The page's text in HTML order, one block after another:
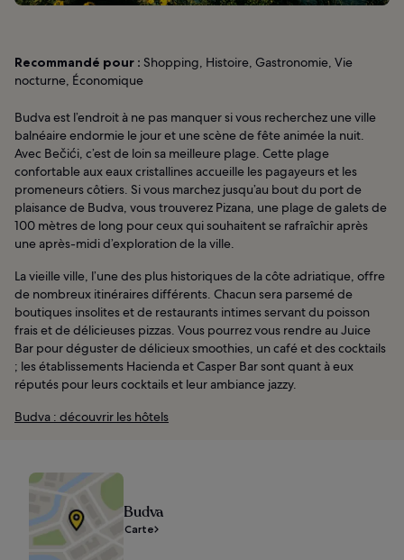
Recommandé pour : Shopping, Histoire, Gastronomie, Vie
nocturne, Économique
Budva est l’endroit à ne pas manquer si vous recherchez une ville
balnéaire endormie le jour et une scène de fête animée la nuit.
Avec Bečići, c’est de loin sa meilleure plage. Cette plage
confortable aux eaux cristallines accueille les pagayeurs et les
promeneurs côtiers. Si vous marchez jusqu’au bout du port de
plaisance de Budva, vous trouverez Pizana, une plage de galets de
100 mètres de long pour ceux qui souhaitent se rafraîchir après
une après-midi d’exploration de la ville.
La vieille ville, l’une des plus historiques de la côte adriatique, offre
de nombreux itinéraires différents. Chacun sera parsemé de
boutiques insolites et de restaurants intimes servant du poisson
frais et de délicieuses pizzas. Vous pourrez vous rendre au Juice
Bar pour déguster de délicieux smoothies, un café et des cocktails
; les établissements Hacienda et Casper Bar sont quant à eux
réputés pour leurs cocktails et leur ambiance jazzy.
Budva : découvrir les hôtels
Budva
Carte